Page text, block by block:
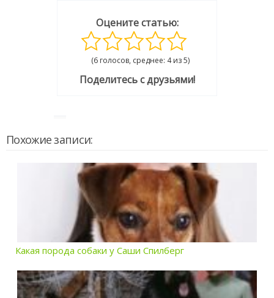
Оцените статью:
(6 голосов, среднее: 4 из 5)
Поделитесь с друзьями!
Похожие записи:
Какая порода собаки у Саши Спилберг